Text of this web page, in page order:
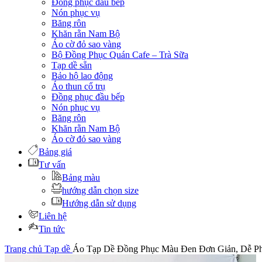
Đồng phục đầu bếp
Nón phục vụ
Băng rôn
Khăn rằn Nam Bộ
Áo cờ đỏ sao vàng
Bộ Đồng Phục Quán Cafe – Trà Sữa
Tạp dề sẵn
Bảo hộ lao động
Áo thun cổ trụ
Đồng phục đầu bếp
Nón phục vụ
Băng rôn
Khăn rằn Nam Bộ
Áo cờ đỏ sao vàng
Bảng giá
Tư vấn
Bảng màu
hướng dẫn chọn size
Hướng dẫn sử dụng
Liên hệ
Tin tức
Trang chủ Tạp dề Áo Tạp Dề Đồng Phục Màu Đen Đơn Giản, Dễ